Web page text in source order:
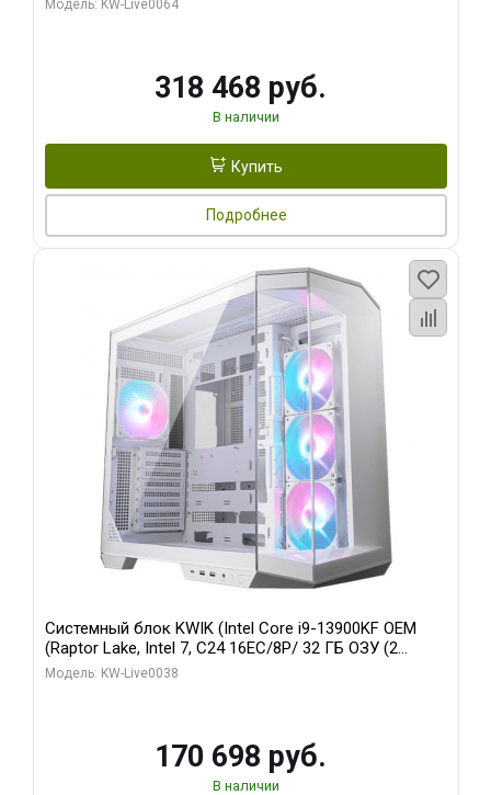
Модель: KW-Live0064
318 468 руб.
В наличии
Купить
Подробнее
Системный блок KWIK (Intel Core i9-13900KF OEM
(Raptor Lake, Intel 7, C24 16EC/8P/ 32 ГБ ОЗУ (2
модуля)/ Gigabyte RX9070XT GAMING OC 16GB GDDR6
Модель: KW-Live0038
170 698 руб.
В наличии